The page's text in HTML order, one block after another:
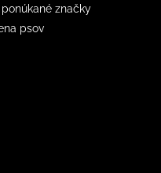
značky
psov